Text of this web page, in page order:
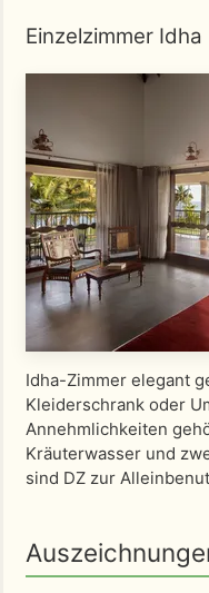
Einzelzimmer Idha
Idha-Zimmer elegant
Kleiderschrank oder
Annehmlichkeiten
Kräuterwasser und
sind DZ zur